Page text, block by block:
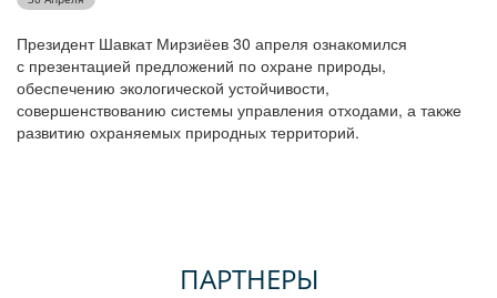
Президент Шавкат Мирзиёев 30 апреля ознакомился
с презентацией предложений по охране природы,
обеспечению экологической устойчивости,
совершенствованию системы управления отходами, а также
развитию охраняемых природных территорий.
ПАРТНЕРЫ